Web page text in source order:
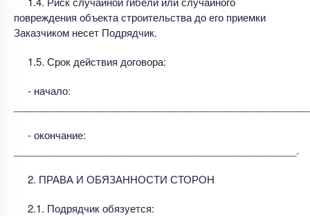
повреждения объекта строительства до его приемки
Заказчиком несет Подрядчик.
1.5. Срок действия договора:
- начало:
- окончание:
___________________________________________________.
2. ПРАВА И ОБЯЗАННОСТИ СТОРОН
2.1. Подрядчик обязуется: